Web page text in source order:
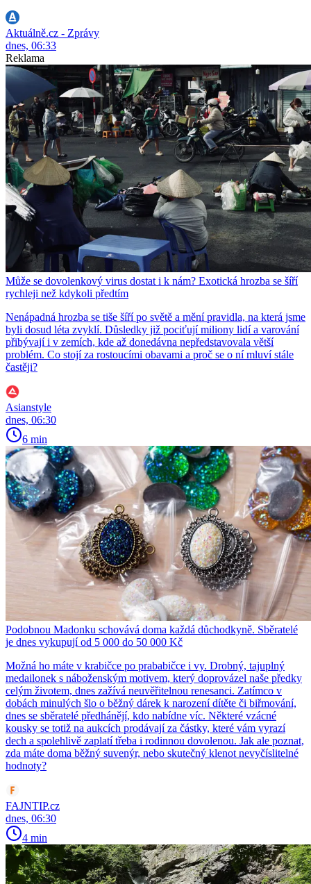
Aktuálně.cz - Zprávy
dnes, 06:33
Reklama
Může se dovolenkový virus dostat i k nám? Exotická hrozba se šíří
rychleji než kdykoli předtím
Nenápadná hrozba se tiše šíří po světě a mění pravidla, na která jsme
byli dosud léta zvyklí. Důsledky již pociťují miliony lidí a varování
přibývají i v zemích, kde až donedávna nepředstavovala větší
problém. Co stojí za rostoucími obavami a proč se o ní mluví stále
častěji?
Asianstyle
dnes, 06:30
6 min
Podobnou Madonku schovává doma každá důchodkyně. Sběratelé
je dnes vykupují od 5 000 do 50 000 Kč
Možná ho máte v krabičce po prababičce i vy. Drobný, tajuplný
medailonek s náboženským motivem, který doprovázel naše předky
celým životem, dnes zažívá neuvěřitelnou renesanci. Zatímco v
dobách minulých šlo o běžný dárek k narození dítěte či biřmování,
dnes se sběratelé předhánějí, kdo nabídne víc. Některé vzácné
kousky se totiž na aukcích prodávají za částky, které vám vyrazí
dech a spolehlivě zaplatí třeba i rodinnou dovolenou. Jak ale poznat,
zda máte doma běžný suvenýr, nebo skutečný klenot nevyčíslitelné
hodnoty?
FAJNTIP.cz
dnes, 06:30
4 min